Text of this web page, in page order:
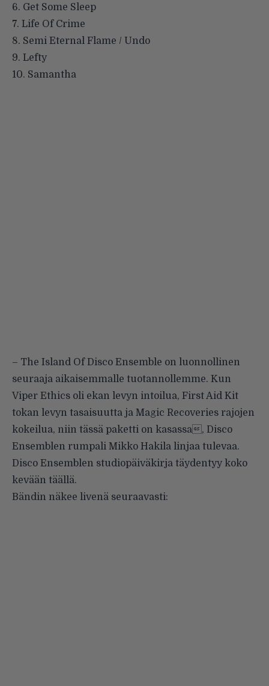
6. Get Some Sleep
7. Life Of Crime
8. Semi Eternal Flame / Undo
9. Lefty
10. Samantha
– The Island Of Disco Ensemble on luonnollinen
seuraaja aikaisemmalle tuotannollemme. Kun
Viper Ethics oli ekan levyn intoilua, First Aid Kit
tokan levyn tasaisuutta ja Magic Recoveries rajojen
kokeilua, niin tässä paketti on kasassa, Disco
Ensemblen rumpali Mikko Hakila linjaa tulevaa.
Disco Ensemblen studiopäiväkirja täydentyy koko
kevään täällä.
Bändin näkee livenä seuraavasti: